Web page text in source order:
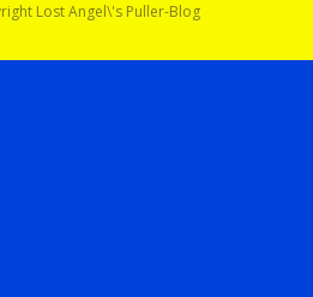
Lost Angel\'s Puller-Blog